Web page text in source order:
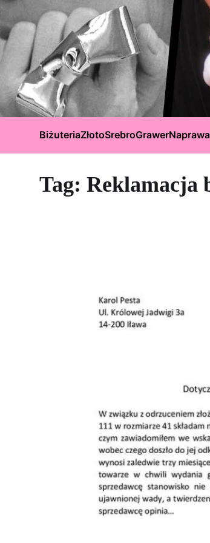
BiżuteriaZłotoSrebroGrawer
Tag: Reklamacja